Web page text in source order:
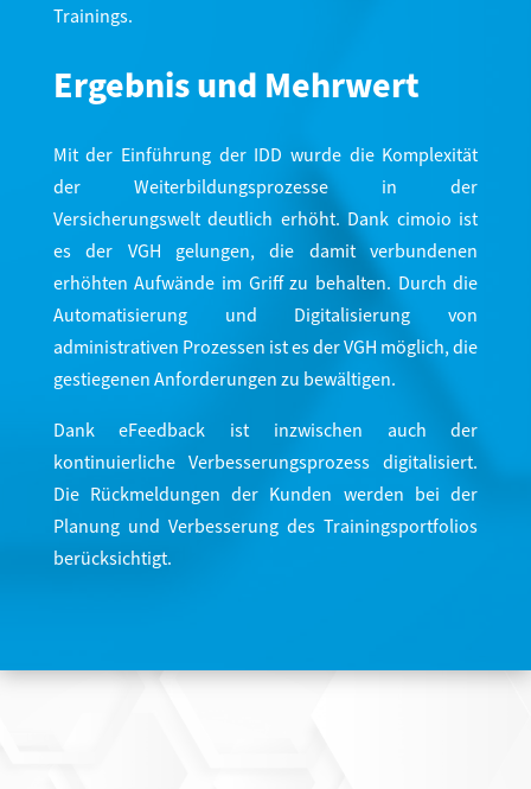
Trainings.
Ergebnis und Mehrwert
Mit der Einführung der IDD wurde die Komplexität
der Weiterbildungsprozesse in der
Versicherungswelt deutlich erhöht. Dank cimoio ist
es der VGH gelungen, die damit verbundenen
erhöhten Aufwände im Griff zu behalten. Durch die
Automatisierung und Digitalisierung von
administrativen Prozessen ist es der VGH möglich, die
gestiegenen Anforderungen zu bewältigen.
Dank eFeedback ist inzwischen auch der
kontinuierliche Verbesserungsprozess digitalisiert.
Die Rückmeldungen der Kunden werden bei der
Planung und Verbesserung des Trainingsportfolios
berücksichtigt.